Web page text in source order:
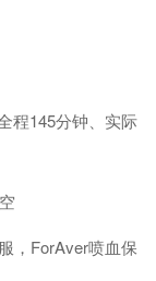
程145分钟、实际
，ForAver喷血保